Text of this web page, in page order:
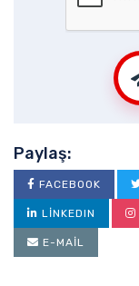
Paylaş:
FACEBOOK
LINKEDIN
E-MAIL